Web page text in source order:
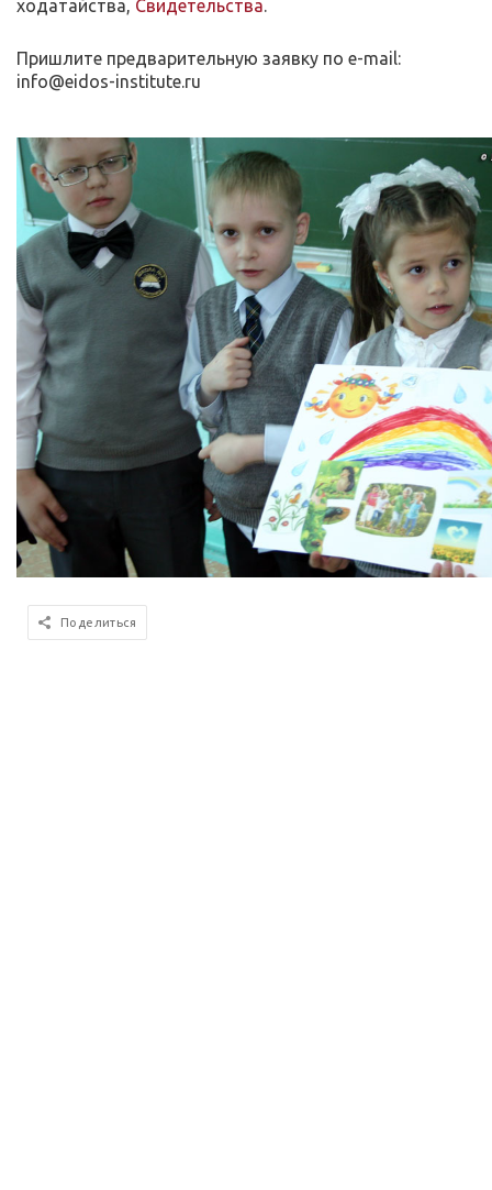
ходатайства, Свидетельства.
Пришлите предварительную заявку по e-mail:
info@eidos-institute.ru
Поделиться